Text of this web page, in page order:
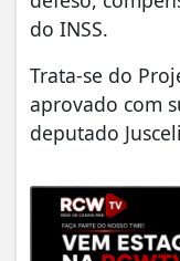
do INSS.
Trata-se do
aprovado com
deputado